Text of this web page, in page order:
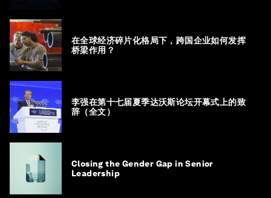
在全球经济碎片化格局下，跨国企业如何发挥
桥梁作用？
李强在第十七届夏季达沃斯论坛开幕式上的致
辞（全文）
Closing the Gender Gap in Senior
Leadership